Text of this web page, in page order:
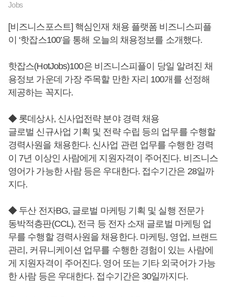
Jobs
[비즈니스포스트] 핵심인재 채용 플랫폼 비즈니스피플
이 ‘핫잡스100’을 통해 오늘의 채용정보를 소개했다.
핫잡스(HotJobs)100은 비즈니스피플이 당일 알려진 채
용정보 가운데 가장 주목할 만한 자리 100개를 선정해
제공하는 꼭지다.
◆ 롯데상사, 신사업전략 분야 경력 채용
글로벌 신규사업 기획 및 전략 수립 등의 업무를 수행할
경력사원을 채용한다. 신사업 관련 업무를 수행한 경력
이 7년 이상인 사람에게 지원자격이 주어진다. 비즈니스
영어가 가능한 사람 등은 우대한다. 접수기간은 28일까
지다.
◆ 두산 전자BG, 글로벌 마케팅 기획 및 실행 전문가
동박적층판(CCL), 전극 등 전자 소재 글로벌 마케팅 업
무를 수행할 경력사원을 채용한다. 마케팅, 영업, 브랜드
관리, 커뮤니케이션 업무를 수행한 경험이 있는 사람에
게 지원자격이 주어진다. 영어 또는 기타 외국어가 가능
한 사람 등은 우대한다. 접수기간은 30일까지다.